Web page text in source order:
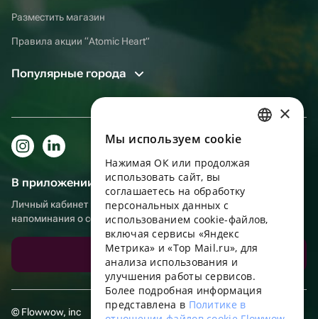
Разместить магазин
Правила акции “Atomic Heart”
Популярные города
В приложении еще удобнее!
Личный кабинет получателя, больше бонусов за покупки и
напоминания о событиях
Скачать приложение
© Flowwow, inc
ENGLISH
UKRAINIAN
PORTUGUESE
FRENCH
×
Мы используем сookie
Нажимая ОК или продолжая
использовать сайт, вы
соглашаетесь на обработку
персональных данных с
использованием cookie-файлов,
включая сервисы «Яндекс
Метрика» и «Top Mail.ru», для
анализа использования и
улучшения работы сервисов.
Более подробная информация
представлена в Политике в